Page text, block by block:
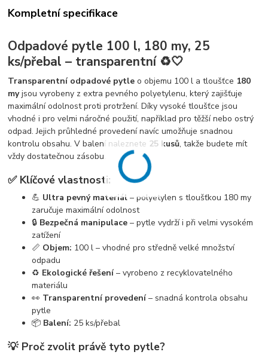
Kompletní specifikace
Odpadové pytle 100 l, 180 my, 25
ks/přebal – transparentní ♻️🤍
Transparentní odpadové pytle o objemu 100 l a tloušťce 180
myjsou vyrobeny z extra pevného polyetylenu, který zajišťuje
maximální odolnost proti protržení. Díky vysoké tloušťce jsou
vhodné i pro velmi náročné použití, například pro těžší nebo ostrý
odpad. Jejich průhledné provedení navíc umožňuje snadnou
kontrolu obsahu. V balení naleznete 25 kusů, takže budete mít
vždy dostatečnou zásobu.
✅ Klíčové vlastnosti:
💪 Ultra pevný materiál – polyetylen s tloušťkou 180 my
zaručuje maximální odolnost
🔒 Bezpečná manipulace – pytle vydrží i při velmi vysokém
zatížení
📏 Objem: 100 l – vhodné pro středně velké množství
odpadu
♻️ Ekologické řešení– vyrobeno z recyklovatelného
materiálu
👀 Transparentní provedení– snadná kontrola obsahu
pytle
📦 Balení: 25 ks/přebal
💡 Proč zvolit právě tyto pytle?